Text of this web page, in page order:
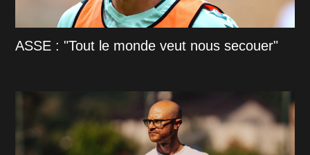
ASSE : "Tout le monde veut nous secouer"